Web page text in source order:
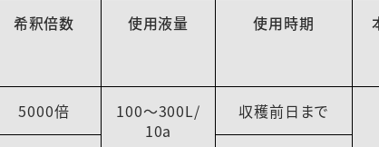
希釈倍数 使用液量 使用時期
5000倍
100～300L/
10a
収穫前日まで